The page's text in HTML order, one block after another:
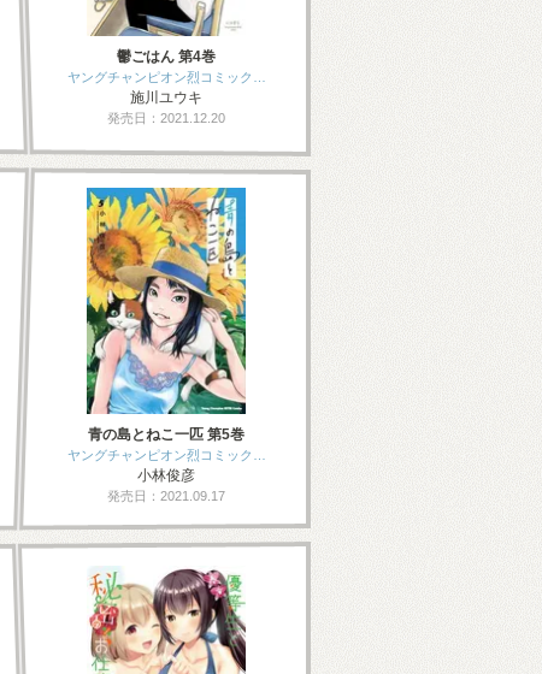
鬱ごはん 第4巻
ヤングチャンピオン烈コミック…
施川ユウキ
発売日：2021.12.20
青の島とねこ一匹 第5巻
ヤングチャンピオン烈コミック…
小林俊彦
発売日：2021.09.17